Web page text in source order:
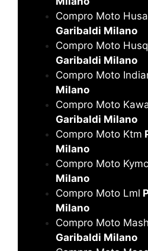
Compro Moto
Garibaldi Milano
Compro Moto
Garibaldi Milano
Compro Moto
Milano
Compro Moto
Garibaldi Milano
Compro Moto Ktm
Milano
Compro Moto
Milano
Compro Moto Lml
Milano
Compro Moto
Garibaldi Milano